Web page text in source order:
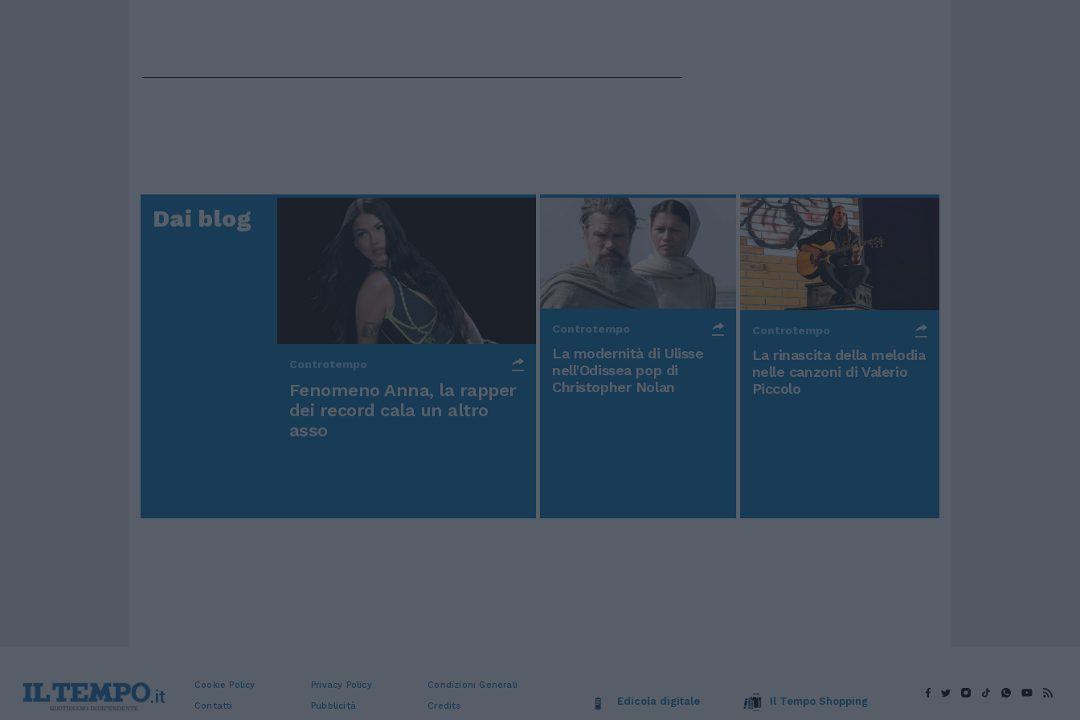
Dai blog
Controtempo
Fenomeno Anna, la rapper
dei record cala un altro
asso
Controtempo
La modernità di Ulisse
nell'Odissea pop di
Christopher Nolan
Controtempo
La rinascita della melodia
nelle canzoni di Valerio
Piccolo
Cookie Policy Privacy Policy
Condizioni Generali
Contatti
Pubblicità Credits Edicola digitale Il Tempo Shopping